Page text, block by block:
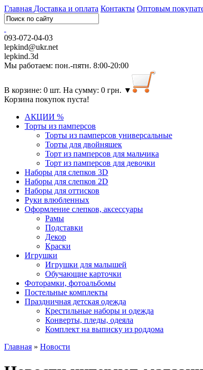
Главная Доставка и оплата Контакты Оптовым
093-072-04-03
lepkind@ukr.net
lepkind.3d
Мы работаем: пон.-пятн. 8:00-20:00
В корзине: 0 шт. На сумму: 0 грн. ▼
Корзина покупок пуста!
АКЦИИ %
Торты из памперсов
Торты из памперсов универсальные
Торты для двойняшек
Торт из памперсов для мальчика
Торт из памперсов для девочки
Наборы для слепков 3D
Наборы для слепков 2D
Наборы для оттисков
Руки влюбленных
Оформление слепков, аксессуары
Рамы
Подставки
Декор
Краски
Игрушки
Игрушки для малышей
Обучающие карточки
Фоторамки, фотоальбомы
Постельные комплекты
Праздничная детская одежда
Крестильные наборы и одежда
Конверты, пледы, одеяла
Комплект на выписку из роддома
Главная » Новости